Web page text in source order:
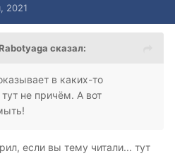
2021
сказал:
в каких-то
не причём. А вот
если вы тему читали... тут